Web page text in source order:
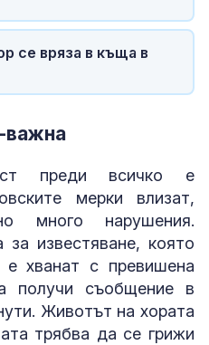
се вряза в къща в
важна
преди всичко е
мерки влизат,
много нарушения.
известяване, която
хванат с превишена
получи съобщение в
Животът на хората
трябва да се грижи